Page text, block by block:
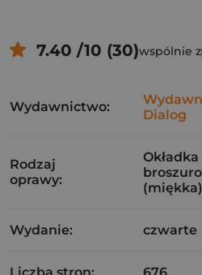
7.40 /10 (30)wspólnie z
Wydawnictwo:
Dialog
Rodzaj
oprawy:
Okładka
(miękka)
Wydanie: czwarte